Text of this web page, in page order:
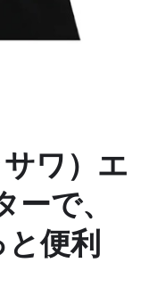
ワ）エ
で、
便利